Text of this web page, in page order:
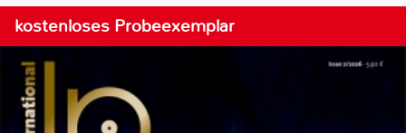
kostenloses Probeexemplar